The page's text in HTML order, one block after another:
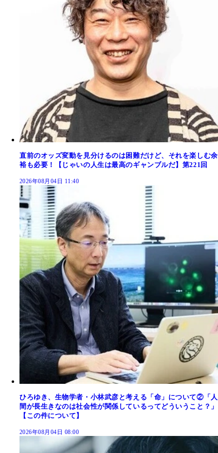
直前のオッズ変動を見分けるのは困難だけど、それを楽しむ余
裕も必要！【じゃいの人生は最高のギャンブルだ】第221回
2026年08月04日 11:40
ひろゆき、生物学者・小林武彦と考える「命」について②「人
間が長生きなのは社会性が関係しているってどういうこと？」
【この件について】
2026年08月04日 08:00